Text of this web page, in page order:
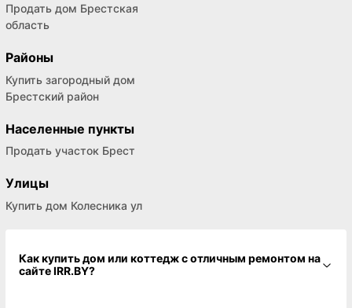
Продать дом Брестская
область
Районы
Купить загородный дом
Брестский район
Населенные пункты
Продать участок Брест
Улицы
Купить дом Колесника ул
Как купить дом или коттедж с отличным ремонтом на
сайте IRR.BY?